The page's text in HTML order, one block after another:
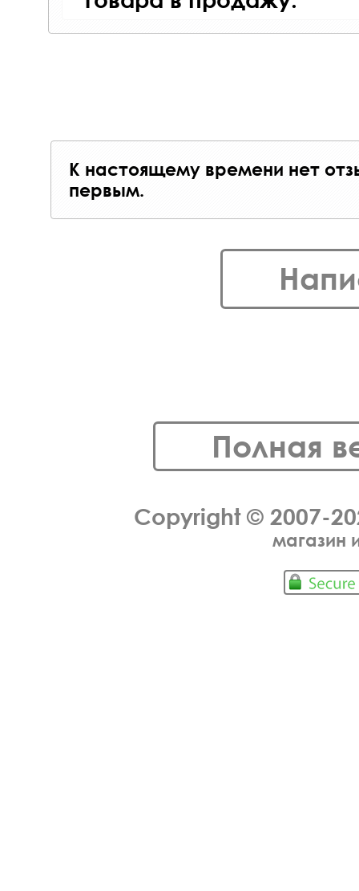
К настоящему времени нет
первым.
Полная
Copyright © 2007-
магазин